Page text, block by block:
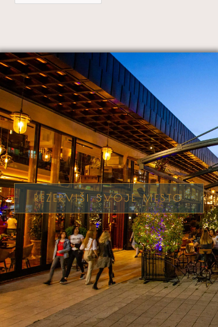
REZERVIŠI SVOJE MESTO